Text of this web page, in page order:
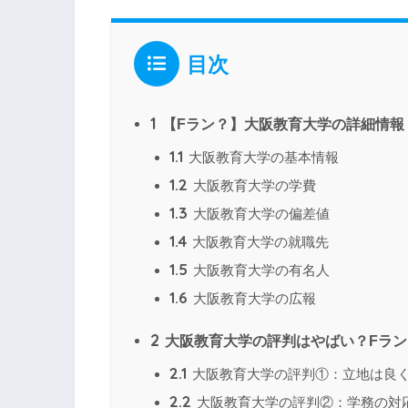
目次
1 【Fラン？】大阪教育大学の詳細情報
1.1 大阪教育大学の基本情報
1.2 大阪教育大学の学費
1.3 大阪教育大学の偏差値
1.4 大阪教育大学の就職先
1.5 大阪教育大学の有名人
1.6 大阪教育大学の広報
2 大阪教育大学の評判はやばい？Fラン
2.1 大阪教育大学の評判①：立地は良
2.2 大阪教育大学の評判②：学務の対